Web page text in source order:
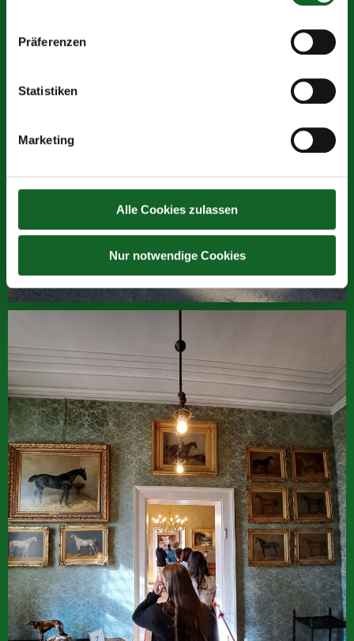
Präferenzen
Statistiken
Marketing
Alle Cookies zulassen
Nur notwendige Cookies